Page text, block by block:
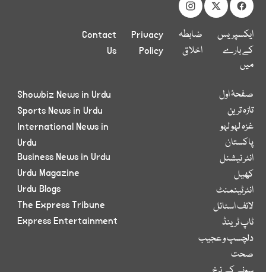
ایکسپریس
کے بارے
میں
ضابطہ
اخلاق
Privacy
Policy
Contact
Us
صفحۂ اول
تازہ ترین
غزہ لہو لہو
پاکستان
انٹر نیشنل
کھیل
انٹرٹینمنٹ
لائف اسٹائل
ٹاپ ٹرینڈ
دلچسپ و عجیب
صحت
Showbiz News in Urdu
Sports News in Urdu
International News in
Urdu
Business News in Urdu
Urdu Magazine
Urdu Blogs
The Express Tribune
Express Entertainment